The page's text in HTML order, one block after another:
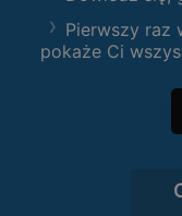
Pierwszy raz
pokaże Ci